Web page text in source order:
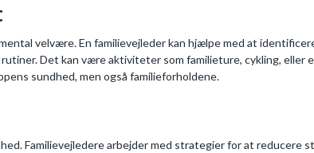
velvære. En familievejleder kan hjælpe med at
Det kan være aktiviteter som familieture, cykling, eller
sundhed, men også familieforholdene.
Familievejledere arbejder med strategier for at reducere